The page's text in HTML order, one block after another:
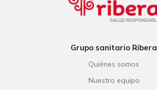
Grupo sanitario Ribera
Quiénes somos
Nuestro equipo